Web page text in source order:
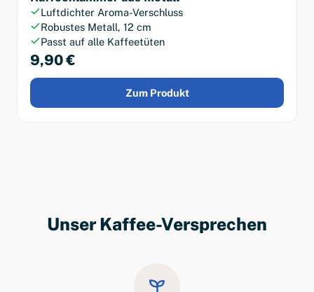
Luftdichter Aroma-Verschluss
Robustes Metall, 12 cm
Passt auf alle Kaffeetüten
9,90 €
Zum Produkt
Unser Kaffee-Versprechen